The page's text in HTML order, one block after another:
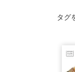
タグ